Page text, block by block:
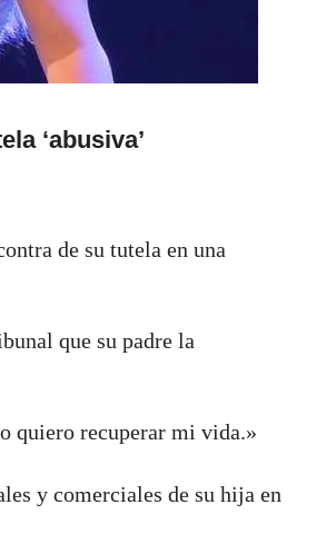
‘abusiva’
de su tutela en una
que su padre la
quiero recuperar mi vida.»
y comerciales de su hija en